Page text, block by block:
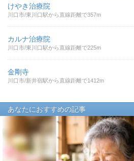
けやき治療院
川口市/東川口駅から直線距離で357m
カルナ治療院
川口市/東川口駅から直線距離で225m
金剛寺
川口市/新井宿駅から直線距離で1412m
あなたにおすすめの記事